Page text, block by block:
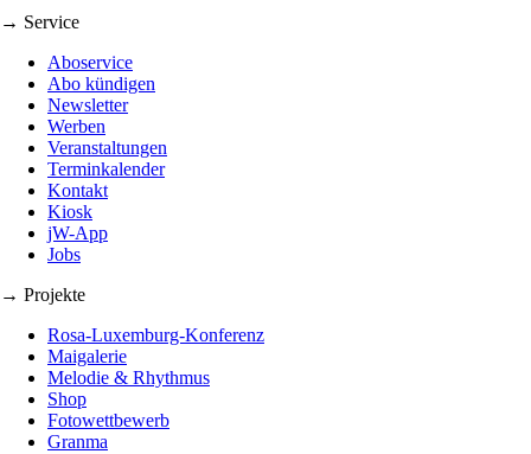
→ Service
Aboservice
Abo kündigen
Newsletter
Werben
Veranstaltungen
Terminkalender
Kontakt
Kiosk
jW-App
Jobs
→ Projekte
Rosa-Luxemburg-Konferenz
Maigalerie
Melodie & Rhythmus
Shop
Fotowettbewerb
Granma